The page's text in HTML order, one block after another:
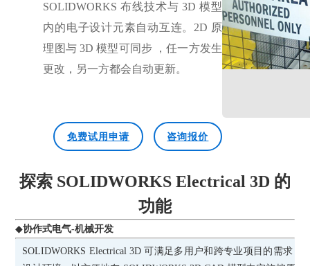
SOLIDWORKS 布线技术与 3D 模型
内的电子设计元素自动互连。2D 原
理图与 3D 模型可同步 ，任一方发生
更改，另一方都会自动更新。
免费试用申请 咨询报价
探索 SOLIDWORKS Electrical 3D 的
功能
◆协作式电气-机械开发
SOLIDWORKS Electrical 3D 可满足多用户和跨专业项目的需求